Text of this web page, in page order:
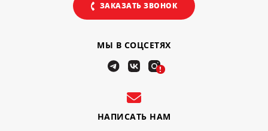
НАПИСАТЬ НАМ
МЫ В СОЦСЕТЯХ
!
ЗАКАЗАТЬ ЗВОНОК